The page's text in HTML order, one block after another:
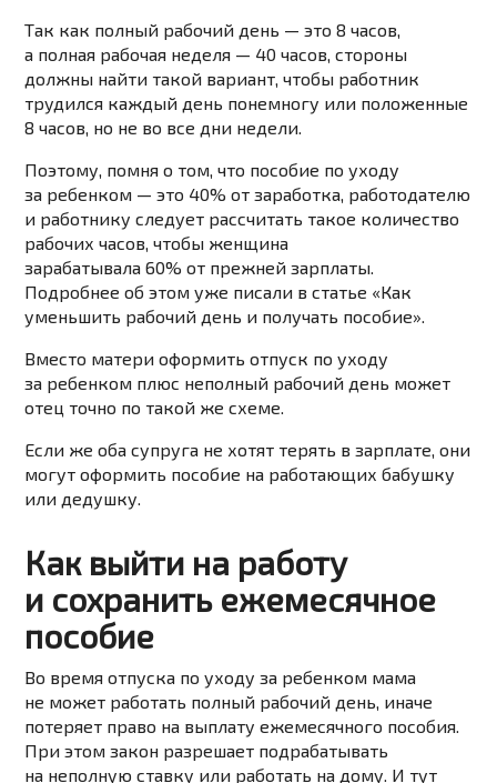
Так как полный рабочий день — это 8 часов,
а полная рабочая неделя — 40 часов, стороны
должны найти такой вариант, чтобы работник
трудился каждый день понемногу или положенные
8 часов, но не во все дни недели.
Поэтому, помня о том, что пособие по уходу
за ребенком — это 40% от заработка, работодателю
и работнику следует рассчитать такое количество
рабочих часов, чтобы женщина
зарабатывала 60% от прежней зарплаты.
Подробнее об этом уже писали в статье «Как
уменьшить рабочий день и получать пособие».
Вместо матери оформить отпуск по уходу
за ребенком плюс неполный рабочий день может
отец точно потакой же схеме.
Если же оба супруга не хотят терять в зарплате, они
могут оформить пособие на работающих бабушку
или дедушку.
Как выйти на работу
и сохранить ежемесячное
пособие
Во время отпуска по уходу за ребенком мама
не может работать полный рабочий день, иначе
потеряет право на выплату ежемесячного пособия.
При этом закон разрешает подрабатывать
на неполную ставку или работать на дому. И тут